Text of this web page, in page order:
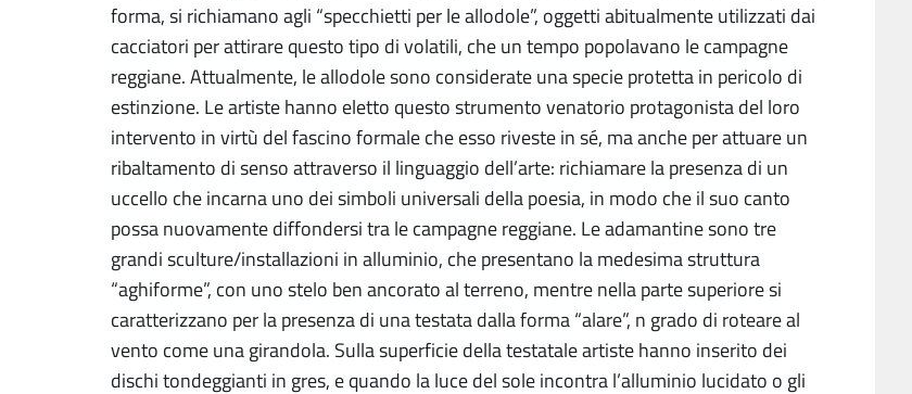
forma, si richiamano agli “specchietti per le allodole”, oggetti abitualmente utilizzati dai
cacciatori per attirare questo tipo di volatili, che un tempo popolavano le campagne
reggiane. Attualmente, le allodole sono considerate una specie protetta in pericolo di
estinzione. Le artiste hanno eletto questo strumento venatorio protagonista del loro
intervento in virtù del fascino formale che esso riveste in sé, ma anche per attuare un
ribaltamento di senso attraverso il linguaggio dell’arte: richiamare la presenza di un
uccello che incarna uno dei simboli universali della poesia, in modo che il suo canto
possa nuovamente diffondersi tra le campagne reggiane. Le adamantine sono tre
grandi sculture/installazioni in alluminio, che presentano la medesima struttura
“aghiforme”, con uno stelo ben ancorato al terreno, mentre nella parte superiore si
caratterizzano per la presenza di una testata dalla forma “alare”, n grado di roteare al
vento come una girandola. Sulla superficie della testatale artiste hanno inserito dei
dischi tondeggianti in gres, e quando la luce del sole incontra l’alluminio lucidato o gli